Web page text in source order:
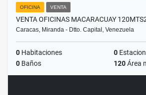
OFICINA VENTA
VENTA OFICINAS MACARACUAY
Caracas, Miranda - Dtto. Capital, Venezuela
0 Habitaciones 0
0 Baños 120Área